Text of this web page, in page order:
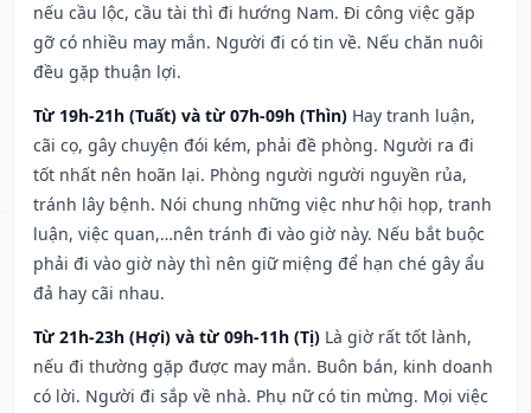
nếu cầu lộc, cầu tài thì đi hướng Nam. Đi công việc gặp
gỡ có nhiều may mắn. Người đi có tin về. Nếu chăn nuôi
đều gặp thuận lợi.
Từ 19h-21h (Tuất) và từ 07h-09h (Thìn) Hay tranh luận,
cãi cọ, gây chuyện đói kém, phải đề phòng. Người ra đi
tốt nhất nên hoãn lại. Phòng người người nguyền rủa,
tránh lây bệnh. Nói chung những việc như hội họp, tranh
luận, việc quan,…nên tránh đi vào giờ này. Nếu bắt buộc
phải đi vào giờ này thì nên giữ miệng để hạn ché gây ẩu
đả hay cãi nhau.
Từ 21h-23h (Hợi) và từ 09h-11h (Tị) Là giờ rất tốt lành,
nếu đi thường gặp được may mắn. Buôn bán, kinh doanh
có lời. Người đi sắp về nhà. Phụ nữ có tin mừng. Mọi việc